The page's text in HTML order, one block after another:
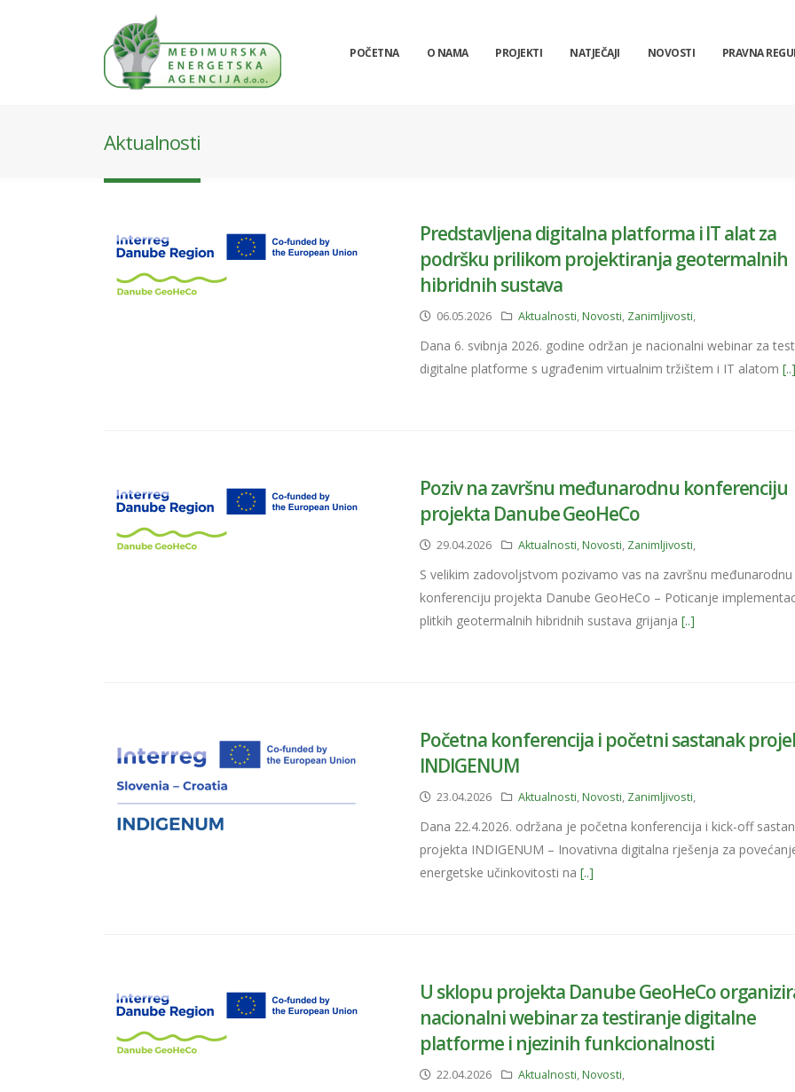
POČETNA O NAMA PROJEKTI NATJEČAJI NOVOSTI PRAVNA
Aktualnosti
Predstavljena digitalna platforma i IT alat za
podršku prilikom projektiranja geotermalnih
hibridnih sustava
06.05.2026 Aktualnosti,Novosti, Zanimljivosti,
Dana 6. svibnja 2026. godine održan je nacionalni webinar za
digitalne platforme s ugrađenim virtualnim tržištem i IT alatom[..]
Poziv na završnu međunarodnu konferenciju
projekta Danube GeoHeCo
29.04.2026 Aktualnosti,Novosti, Zanimljivosti,
S velikim zadovoljstvom pozivamo vas na završnu međunarodnu
konferenciju projekta Danube GeoHeCo – Poticanje
plitkih geotermalnih hibridnih sustava grijanja[..]
Početna konferencija i početni sastanak
INDIGENUM
23.04.2026 Aktualnosti,Novosti, Zanimljivosti,
Dana 22.4.2026. održana je početna konferencija i kick-off
projekta INDIGENUM – Inovativna digitalna rješenja za
energetske učinkovitosti na[..]
U sklopu projekta Danube GeoHeCo
nacionalni webinar za testiranje digitalne
platforme i njezinih funkcionalnosti
22.04.2026 Aktualnosti,Novosti,